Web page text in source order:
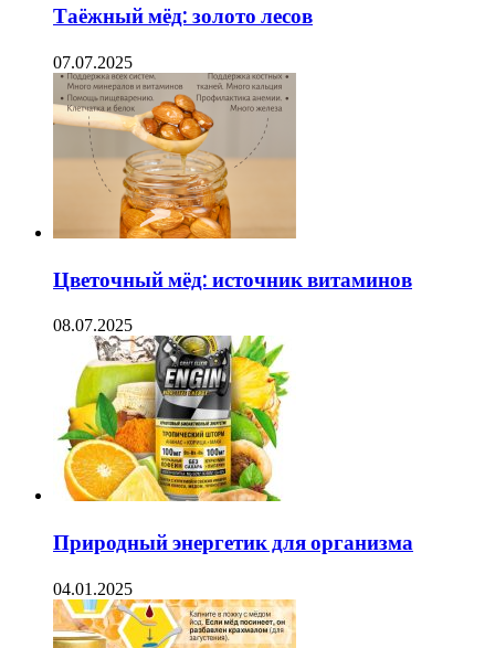
Таёжный мёд: золото лесов
07.07.2025
Цветочный мёд: источник витаминов
08.07.2025
Природный энергетик для организма
04.01.2025